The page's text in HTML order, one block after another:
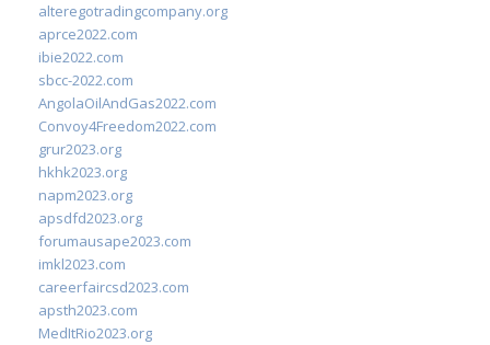
alteregotradingcompany.org
aprce2022.com
ibie2022.com
sbcc-2022.com
AngolaOilAndGas2022.com
Convoy4Freedom2022.com
grur2023.org
hkhk2023.org
napm2023.org
apsdfd2023.org
forumausape2023.com
imkl2023.com
careerfaircsd2023.com
apsth2023.com
MedItRio2023.org